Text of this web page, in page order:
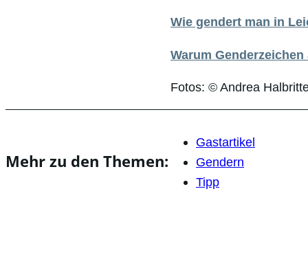
Wie gendert man in
Warum
Fotos: © Andrea
Mehr zu den Themen:
Gastartikel
Gendern
Tipp